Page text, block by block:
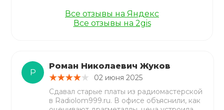
Р
Роман Николаевич Жуков
02 июня 2025
Сдавал старые платы из радиомастерской
в Radiolom999.ru. В офисе объяснили, как
Все отзывы на Яндекс
Все отзывы на 2gis